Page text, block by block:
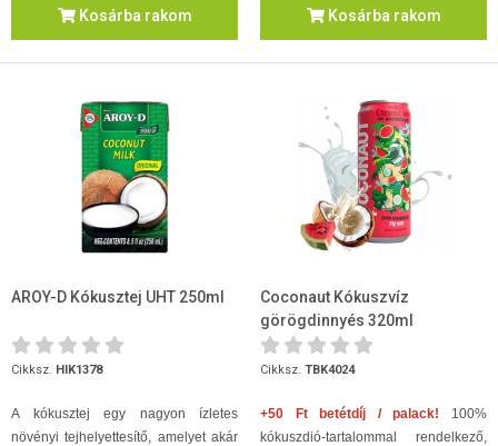
Kosárba rakom Kosárba rakom
AROY-D Kókusztej UHT 250ml
Cikksz. HIK1378
A kókusztej egy nagyon ízletes
növényi tejhelyettesítő, amelyet akár
Coconaut Kókuszvíz
görögdinnyés 320ml
Cikksz. TBK4024
+50 Ft betétdíj / palack! 100%
kókuszdió-tartalommal rendelkező,